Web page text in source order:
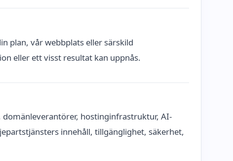
plan, vår webbplats eller särskild
eller ett visst resultat kan uppnås.
domänleverantörer, hostinginfrastruktur, AI-
innehåll, tillgänglighet, säkerhet,